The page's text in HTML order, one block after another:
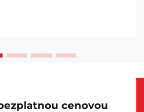
font-weight: 600; line-
cenovou